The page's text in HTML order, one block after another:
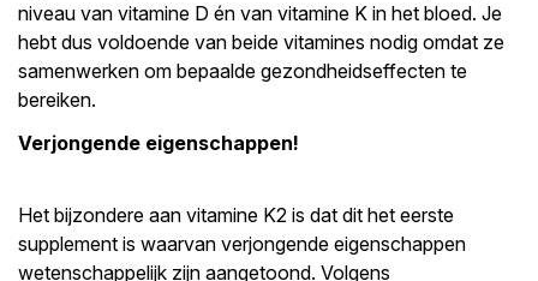
niveau van vitamine D én van vitamine K in het bloed. Je
hebt dus voldoende van beide vitamines nodig omdat ze
samenwerken om bepaalde gezondheidseffecten te
bereiken.
Verjongende eigenschappen!
Het bijzondere aan vitamine K2 is dat dit het eerste
supplement is waarvan verjongende eigenschappen
wetenschappelijk zijn aangetoond. Volgens